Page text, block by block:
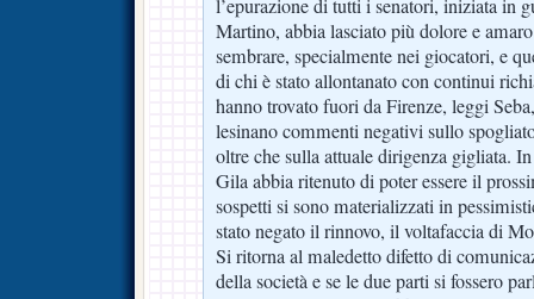
l’epurazione di tutti i senatori, iniziata in
Martino, abbia lasciato più dolore e
sembrare, specialmente nei giocatori, e
di chi è stato allontanato con continui
hanno trovato fuori da Firenze, leggi
lesinano commenti negativi sullo
oltre che sulla attuale dirigenza gigliata.
Gila abbia ritenuto di poter essere il
sospetti si sono materializzati in
stato negato il rinnovo, il voltafaccia di
Si ritorna al maledetto difetto di
della società e se le due parti si fossero